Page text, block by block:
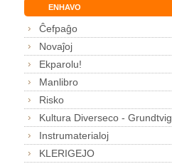
ENHAVO
Ĉefpaĝo
Novaĵoj
Ekparolu!
Manlibro
Risko
Kultura Diverseco - Grundtvig
Instrumaterialoj
KLERIGEJO